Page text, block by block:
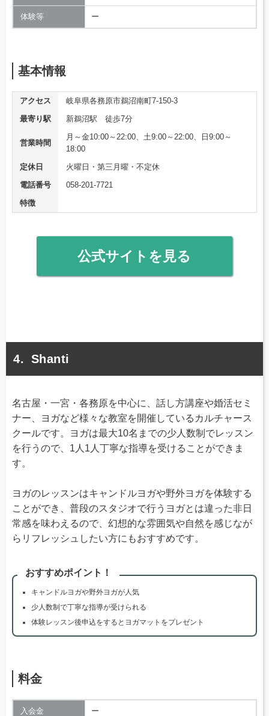
体験等 ー
基本情報
アクセス
岐阜県各務原市鵜沼南町7-150-3
最寄り駅
新鵜沼駅 徒歩7分
営業時間
月～金10:00～22:00、土9:00～22:00、日9:00～
18:00
定休日
火曜日・第三月曜・不定休
電話番号
058-201-7721
特徴
公式サイトを見る
Shanti
名古屋・一宮・各務原を中心に、話し方講座や婚活セミ
ナー、ヨガなど様々な教室を開催しているカルチャース
クールです。ヨガは最大10名までの少人数制でレッスン
を行うので、1人1人丁寧な指導を受けることができま
す。
ヨガのレッスンはキャンドルヨガや野外ヨガを体験する
ことができ、普段のスタジオで行うヨガとは違った非日
常感を味わえるので、幻想的な雰囲気や自然を感じなが
らリフレッシュしたい方にもおすすめです。
おすすめポイント！
キャンドルヨガや野外ヨガが人気
少人数制で丁寧な指導が受けられる
体験レッスン後申込をするとヨガマットをプレゼント
料金
入会金 ー